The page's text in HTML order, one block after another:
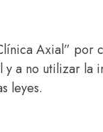
Axial” por
y a no utilizar
leyes.